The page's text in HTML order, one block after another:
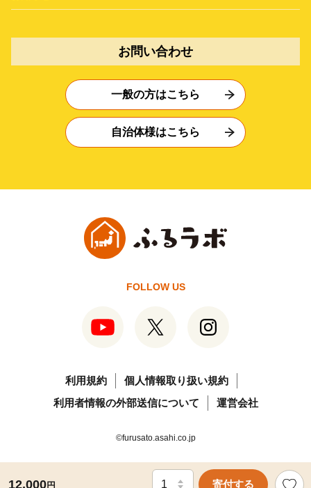
12,000円 寄付する
お問い合わせ
一般の方はこちら
自治体様はこちら
FOLLOW US
利用規約
個人情報取り扱い規約
利用者情報の外部送信について
運営会社
©furusato.asahi.co.jp